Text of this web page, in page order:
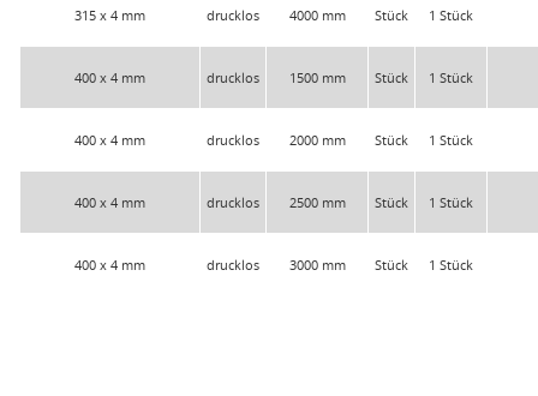
315 x 4 mm drucklos 4000 mm Stück 1 Stück
400 x 4 mm drucklos 1500 mm Stück 1 Stück
400 x 4 mm drucklos 2000 mm Stück 1 Stück
400 x 4 mm drucklos 2500 mm Stück 1 Stück
400 x 4 mm drucklos 3000 mm Stück 1 Stück